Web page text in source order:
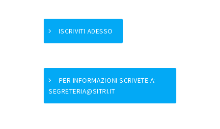
ISCRIVITI ADESSO
PER INFORMAZIONI SCRIVETE A:
SEGRETERIA@SITRI.IT